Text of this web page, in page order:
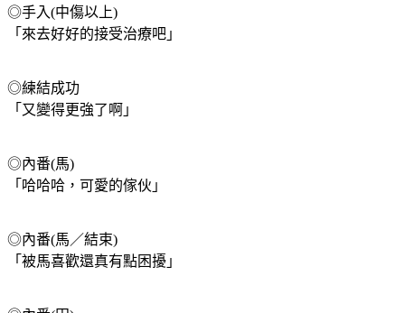
◎手入(中傷以上)
「來去好好的接受治療吧」
◎練結成功
「又變得更強了啊」
◎內番(馬)
「哈哈哈，可愛的傢伙」
◎內番(馬／結束)
「被馬喜歡還真有點困擾」